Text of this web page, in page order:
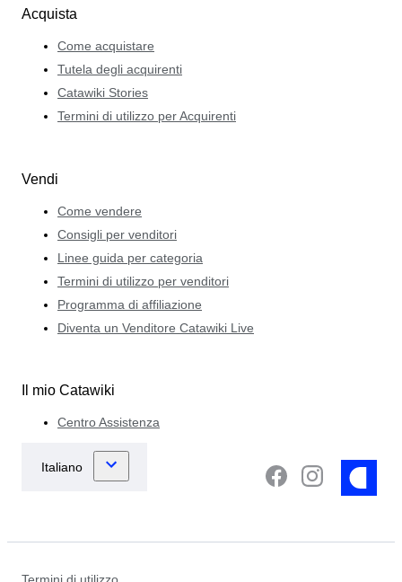
Acquista
Come acquistare
Tutela degli acquirenti
Catawiki Stories
Termini di utilizzo per Acquirenti
Vendi
Come vendere
Consigli per venditori
Linee guida per categoria
Termini di utilizzo per venditori
Programma di affiliazione
Diventa un Venditore Catawiki Live
Il mio Catawiki
Centro Assistenza